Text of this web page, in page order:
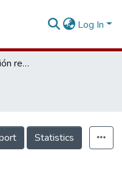
Log In
Protocolo de protección respiratoria en odontología
Statistics